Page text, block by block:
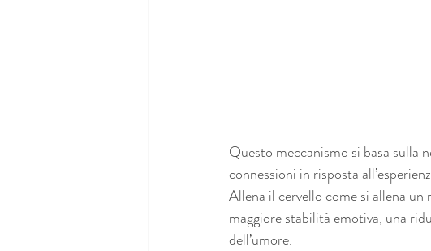
Questo meccanismo si basa sulla
connessioni in risposta
Allena il cervello come si allena
maggiore stabilità emotiva, una
dell’umore.